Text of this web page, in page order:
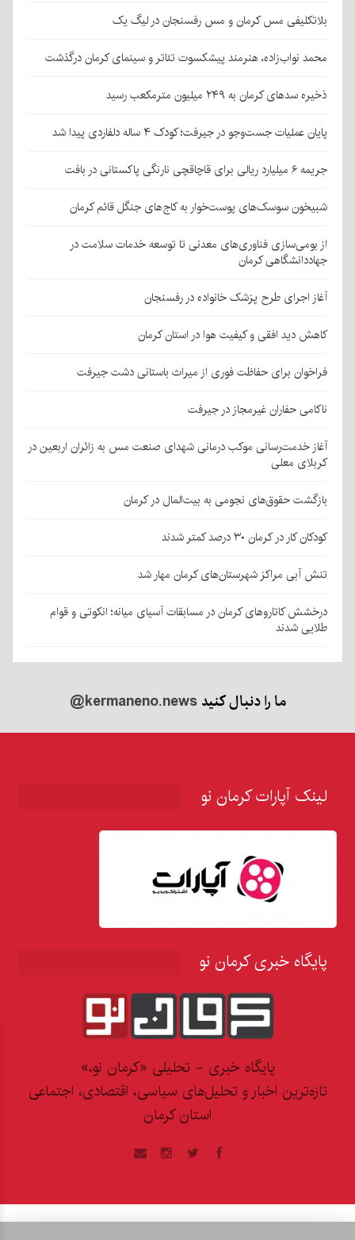
بلاتکلیفی مس کرمان و مس رفسنجان در لیگ یک
محمد نواب‌زاده، هنرمند پیشکسوت تئاتر و سینمای کرمان درگذشت
ذخیره سدهای کرمان به ۲۴۹ میلیون مترمکعب رسید
پایان عملیات جست‌وجو در جیرفت؛ کودک ۴ ساله دلفاردی پیدا شد
جریمه ۶ میلیارد ریالی برای قاچاقچی نارنگی پاکستانی در بافت
شبیخون سوسک‌های پوست‌خوار به کاج‌های جنگل قائم کرمان
از بومی‌سازی فناوری‌های معدنی تا توسعه خدمات سلامت در
جهاددانشگاهی کرمان
آغاز اجرای طرح پزشک خانواده در رفسنجان
کاهش دید افقی و کیفیت هوا در استان کرمان
فراخوان برای حفاظت فوری از میراث باستانی دشت جیرفت
ناکامی حفاران غیرمجاز در جیرفت
آغاز خدمت‌رسانی موکب درمانی شهدای صنعت مس به زائران اربعین در
کربلای معلی
بازگشت حقوق‌های نجومی به بیت‌المال در کرمان
کودکان کار در کرمان ۳۰ درصد کمتر شدند
تنش آبی مراکز شهرستان‌های کرمان مهار شد
درخشش کاتاروهای کرمان در مسابقات آسیای میانه؛ انکوتی و قوام
طلایی شدند
ما را دنبال کنید@kermaneno.news
لینک آپارات کرمان نو
پایگاه خبری کرمان نو
پایگاه خبری - تحلیلی «کرمان نو،»
تازه‌ترین اخبار و تحلیل‌های سیاسی، اقتصادی، اجتماعی
استان کرمان